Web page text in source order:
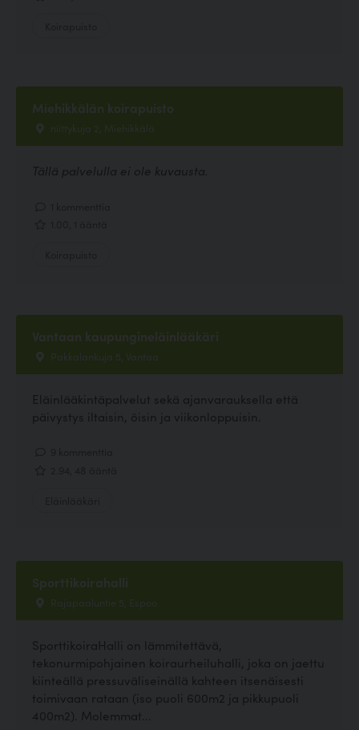
Miehikkälän koirapuisto
niittykuja 2, Miehikkälä
Tällä palvelulla ei ole kuvausta.
Vantaan kaupungineläinlääkäri
Pakkalankuja 5, Vantaa
Eläinlääkintäpalvelut sekä ajanvarauksella että
päivystys iltaisin, öisin ja viikonloppuisin.
Sporttikoirahalli
Rajapaaluntie 5, Espoo
SporttikoiraHalli on lämmitettävä,
tekonurmipohjainen koiraurheiluhalli, joka on jaettu
kiinteällä pressuväliseinällä kahteen itsenäisesti
toimivaan rataan (iso puoli 600m2 ja pikkupuoli
400m2). Molemmat...